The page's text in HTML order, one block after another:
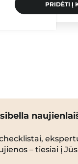
PRIDĖTI Į
– tiesiai į